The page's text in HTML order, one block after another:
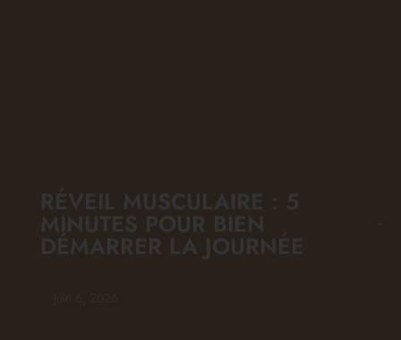
RÉVEIL MUSCULAIRE : 5
MINUTES POUR BIEN
DÉMARRER LA JOURNÉE
Juin 6, 2026